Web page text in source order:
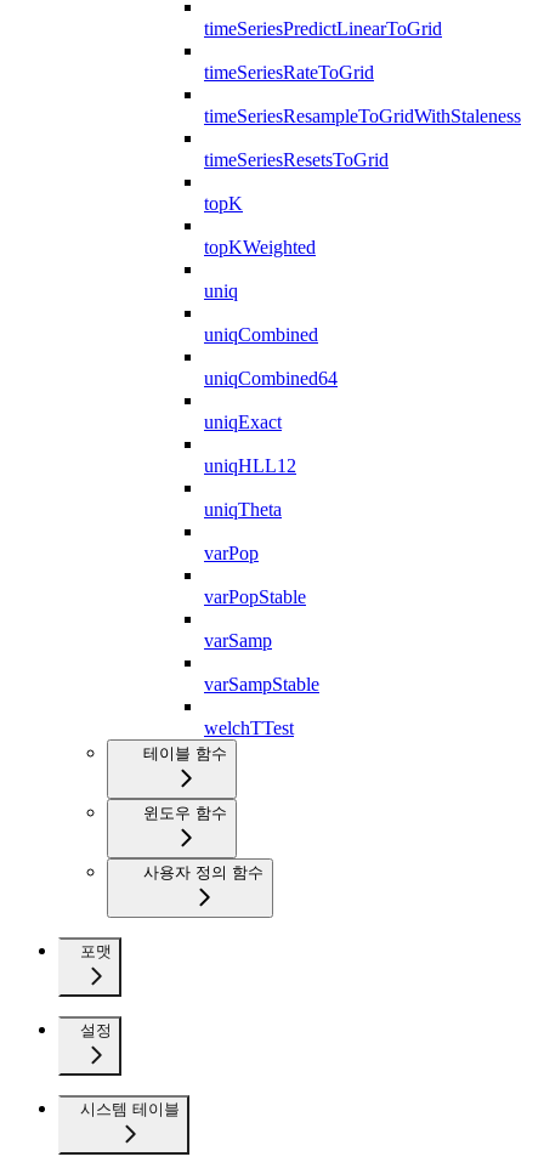
timeSeriesPredictLinearToGrid
timeSeriesRateToGrid
timeSeriesResampleToGridWithStaleness
timeSeriesResetsToGrid
topK
topKWeighted
uniq
uniqCombined
uniqCombined64
uniqExact
uniqHLL12
uniqTheta
varPop
varPopStable
varSamp
varSampStable
welchTTest
테이블 함수
윈도우 함수
사용자 정의 함수
포맷
설정
시스템 테이블